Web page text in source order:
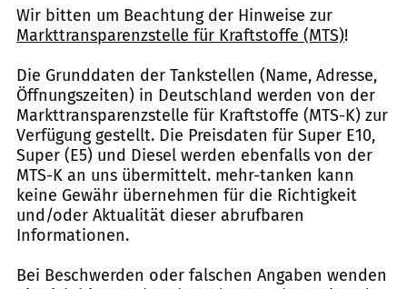
Wir bitten um Beachtung der Hinweise zur
Markttransparenzstelle für Kraftstoffe (MTS)!
Die Grunddaten der Tankstellen (Name, Adresse,
Öffnungszeiten) in Deutschland werden von der
Markttransparenzstelle für Kraftstoffe (MTS-K) zur
Verfügung gestellt. Die Preisdaten für Super E10,
Super (E5) und Diesel werden ebenfalls von der
MTS-K an uns übermittelt. mehr-tanken kann
keine Gewähr übernehmen für die Richtigkeit
und/oder Aktualität dieser abrufbaren
Informationen.
Bei Beschwerden oder falschen Angaben wenden